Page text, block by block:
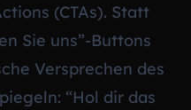
(CTAs). Statt
Sie uns”-Buttons
Versprechen des
“Hol dir das